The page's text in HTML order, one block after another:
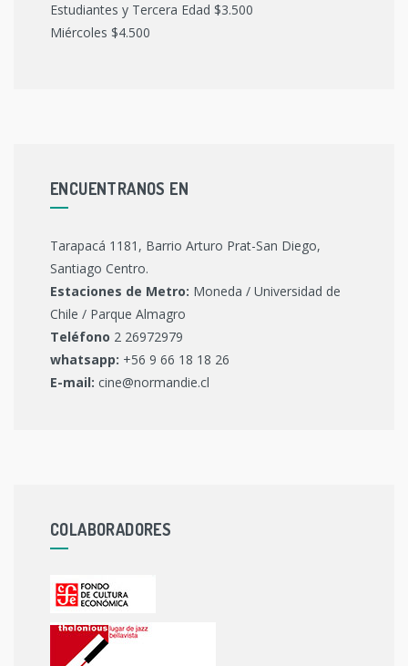
Estudiantes y Tercera Edad $3.500
Miércoles $4.500
ENCUENTRANOS EN
Tarapacá 1181, Barrio Arturo Prat-San Diego,
Santiago Centro.
Estaciones de Metro: Moneda / Universidad de
Chile / Parque Almagro
Teléfono 2 26972979
whatsapp: +56 9 66 18 18 26
E-mail: cine@normandie.cl
COLABORADORES